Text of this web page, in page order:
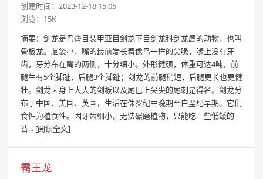
创建时间：2023-12-18 15:05
浏览：15K
摘要：剑龙是鸟臀目装甲亚目剑龙下目剑龙科剑龙属的动物，也叫
骨板龙。脑袋小，嘴的最前端长着像鸟一样的尖喙，喙上没有牙
齿，牙分布在嘴的两侧，十分细小。外形健硕，体重可达4吨，前
腿生有5个脚趾，后腿3个脚趾；剑龙的前腿稍短，后腿更长也更健
壮。剑龙因身上大大的剑板以及尾巴上尖尖的尾刺是得名。剑龙分
布于中国、美国、英国，生活在侏罗纪中晚期至白垩纪早期。它们
食性为植食性。因牙齿细小，无法碾磨植物，只能吃一些低矮的
苔... [阅读全文]
霸王龙